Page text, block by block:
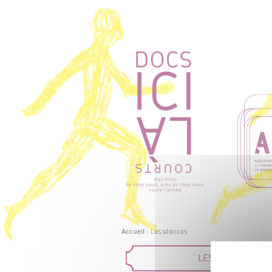
Accueil>Les séances
LES FILMS